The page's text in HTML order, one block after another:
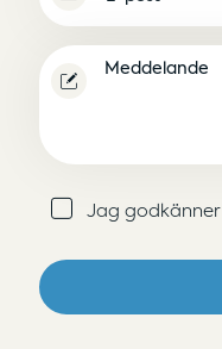
post
(Obligatoriskt)
Meddelande
Samtycke
Jag godkänner